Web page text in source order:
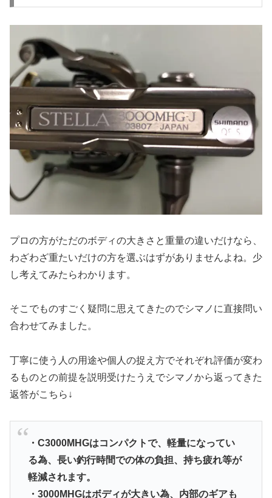
プロの方がただのボディの大きさと重量の違いだけなら、
わざわざ重たいだけの方を選ぶはずがありませんよね。少
し考えてみたらわかります。
そこでものすごく疑問に思えてきたのでシマノに直接問い
合わせてみました。
丁寧に使う人の用途や個人の捉え方でそれぞれ評価が変わ
るものとの前提を説明受けたうえでシマノから返ってきた
返答がこちら↓
・C3000MHGはコンパクトで、軽量になってい
る為、長い釣行時間での体の負担、持ち疲れ等が
軽減されます。
・3000MHGはボディが大きい為、内部のギアも